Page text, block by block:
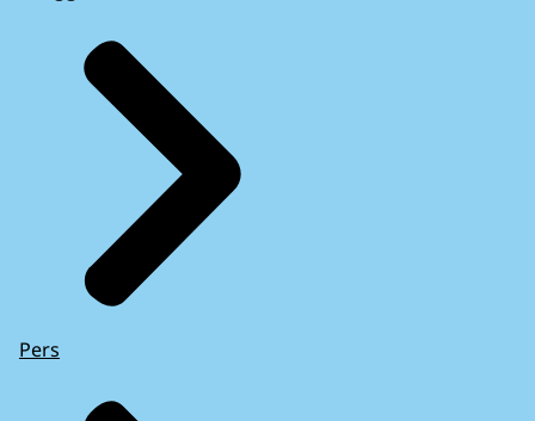
Pers